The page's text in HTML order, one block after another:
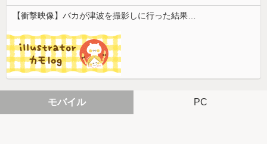
【衝撃映像】バカが津波を撮影しに行った結果…
モバイル PC